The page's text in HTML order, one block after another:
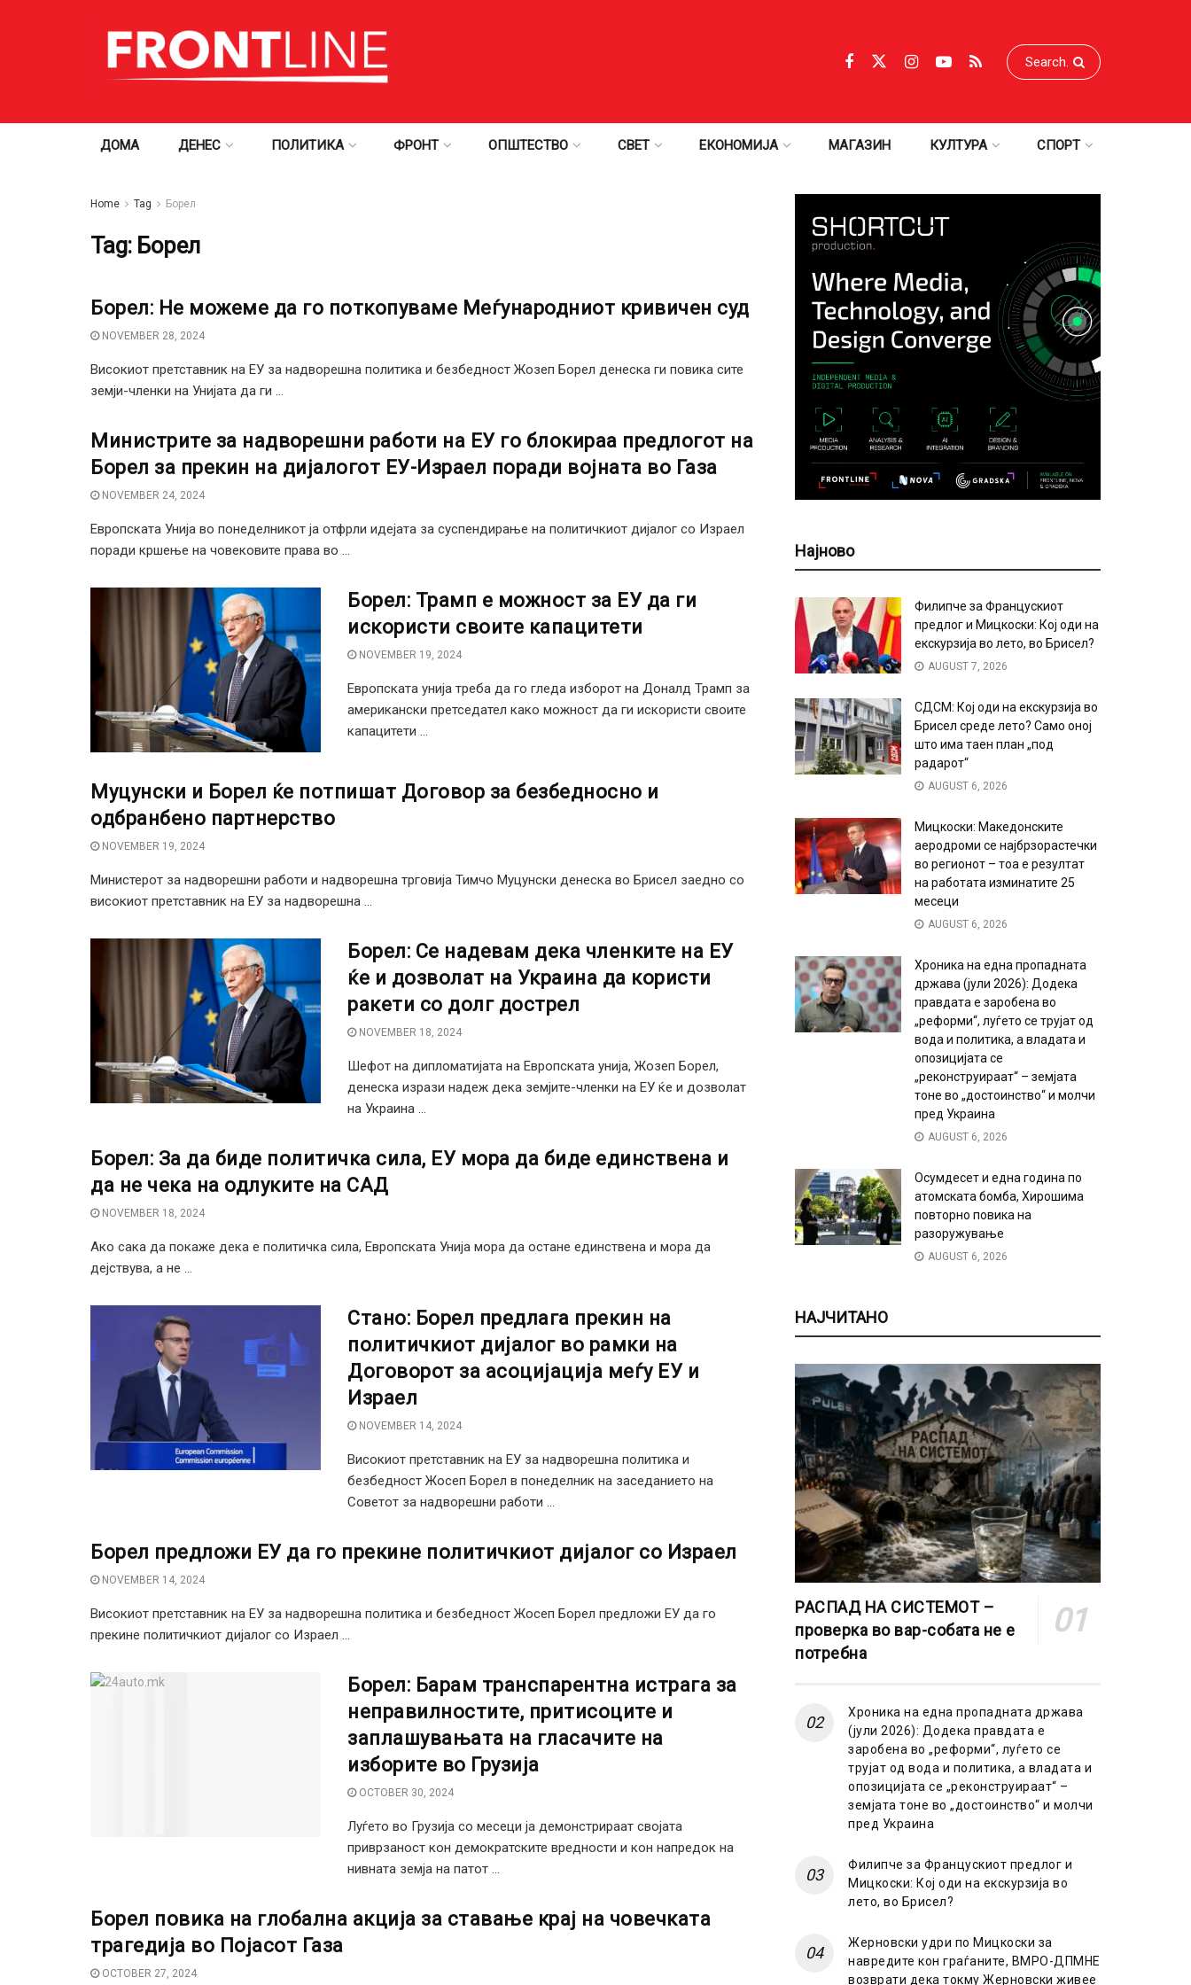
ДОМА ДЕНЕС ПОЛИТИКА ФРОНТ ОПШТЕСТВО СВЕТ ЕКОНОМИЈА МАГАЗИН КУЛТУРА СПОРТ
Home Tag Борел
Tag: Борел
Борел: Не можеме да го поткопуваме Меѓународниот кривичен суд
NOVEMBER 28, 2024
Високиот претставник на ЕУ за надворешна политика и безбедност Жозеп Борел денеска ги повика сите
земји-членки на Унијата да ги ...
Министрите за надворешни работи на ЕУ го блокираа предлогот на
Борел за прекин на дијалогот ЕУ-Израел поради војната во Газа
NOVEMBER 24, 2024
Европската Унија во понеделникот ја отфрли идејата за суспендирање на политичкиот дијалог со Израел
поради кршење на човековите права во ...
Борел: Трамп е можност за ЕУ да ги
искористи своите капацитети
NOVEMBER 19, 2024
Европската унија треба да го гледа изборот на Доналд Трамп за
американски претседател како можност да ги искористи своите
капацитети ...
Муцунски и Борел ќе потпишат Договор за безбедносно и
одбранбено партнерство
NOVEMBER 19, 2024
Министерот за надворешни работи и надворешна трговија Тимчо Муцунски денеска во Брисел заедно со
високиот претставник на ЕУ за надворешна ...
Борел: Се надевам дека членките на ЕУ
ќе и дозволат на Украина да користи
ракети со долг дострел
NOVEMBER 18, 2024
Шефот на дипломатијата на Европската унија, Жозеп Борел,
денеска изрази надеж дека земјите-членки на ЕУ ќе и дозволат
на Украина ...
Борел: За да биде политичка сила, ЕУ мора да биде единствена и
да не чека на одлуките на САД
NOVEMBER 18, 2024
Ако сака да покаже дека е политичка сила, Европската Унија мора да остане единствена и мора да
дејствува, а не ...
Стано: Борел предлага прекин на
политичкиот дијалог во рамки на
Договорот за асоцијација меѓу ЕУ и
Израел
NOVEMBER 14, 2024
Високиот претставник на ЕУ за надворешна политика и
безбедност Жосеп Борел в понеделник на заседанието на
Советот за надворешни работи ...
Борел предложи ЕУ да го прекине политичкиот дијалог со Израел
NOVEMBER 14, 2024
Високиот претставник на ЕУ за надворешна политика и безбедност Жосеп Борел предложи ЕУ да го
прекине политичкиот дијалог со Израел ...
Борел: Барам транспарентна истрага за
неправилностите, притисоците и
заплашувањата на гласачите на
изборите во Грузија
OCTOBER 30, 2024
Луѓето во Грузија со месеци ја демонстрираат својата
приврзаност кон демократските вредности и кон напредок на
нивната земја на патот ...
Борел повика на глобална акција за ставање крај на човечката
трагедија во Појасот Газа
OCTOBER 27, 2024
Најново
Филипче за Францускиот
предлог и Мицкоски: Кој оди на
екскурзија во лето, во Брисел?
AUGUST 7, 2026
СДСМ: Кој оди на екскурзија во
Брисел среде лето? Само оној
што има таен план „под
радарот“
AUGUST 6, 2026
Мицкоски: Македонските
аеродроми се најбрзорастечки
во регионот – тоа е резултат
на работата изминатите 25
месеци
AUGUST 6, 2026
Хроника на една пропадната
држава (јули 2026): Додека
правдата е заробена во
„реформи“, луѓето се трујат од
вода и политика, а владата и
опозицијата се
„реконструираат“ – земјата
тоне во „достоинство“ и молчи
пред Украина
AUGUST 6, 2026
Осумдесет и една година по
атомската бомба, Хирошима
повторно повика на
разоружување
AUGUST 6, 2026
НАЈЧИТАНО
РАСПАД НА СИСТЕМОТ –
проверка во вар-собата не е
потребна
Хроника на една пропадната држава
(јули 2026): Додека правдата е
заробена во „реформи“, луѓето се
трујат од вода и политика, а владата и
опозицијата се „реконструираат“ –
земјата тоне во „достоинство“ и молчи
пред Украина
Филипче за Францускиот предлог и
Мицкоски: Кој оди на екскурзија во
лето, во Брисел?
Жерновски удри по Мицкоски за
навредите кон граѓаните, ВМРО-ДПМНЕ
возврати дека токму Жерновски живее